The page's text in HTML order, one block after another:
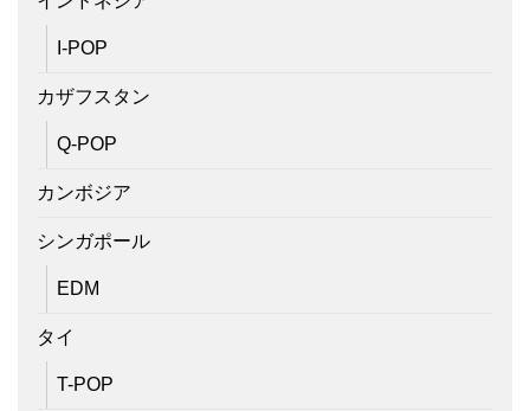
I-POP
カザフスタン
Q-POP
カンボジア
シンガポール
EDM
タイ
T-POP